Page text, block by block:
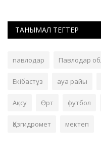
ТАНЫМАЛ ТЕГТЕР
павлодар Павлодар
Екібастұз ауа райы
Ақсу Өрт футбол
Қазгидромет мектеп